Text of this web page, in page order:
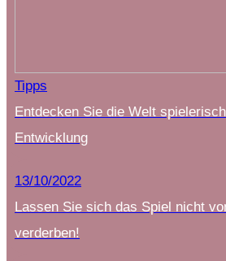
Tipps
Entdecken Sie die Welt
Entwicklung
13/10/2022
Lassen Sie sich das Spiel nicht
verderben!